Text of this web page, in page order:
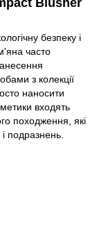
безпеку і
часто
з колекції
наносити
входять
походження, які
подразнень.